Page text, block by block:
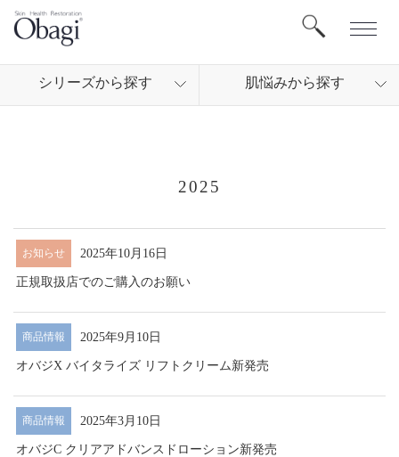
シリ ーズから探す 肌悩みから探す
2025
2025年10月16日
お知らせ
正規取扱店でのご購入のお願い
2025年9月10日
商品情報
オバジX バイタライズ リフトクリーム新発売
2025年3月10日
商品情報
オバジC クリアアドバンスドローション新発売